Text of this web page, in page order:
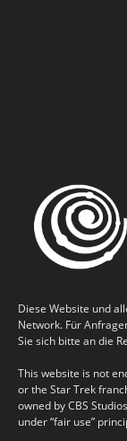
Diese Website und
Network. Für
Sie sich bitte an die
This website is not
or the Star Trek
owned by CBS
under “fair use”